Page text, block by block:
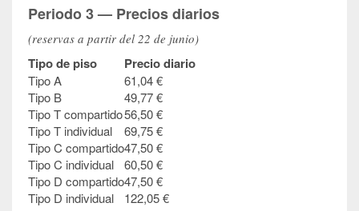
Periodo 3 — Precios diarios
(reservas a partir del 22 de junio)
Tipo de piso Precio diario
Tipo A
61,04 €
Tipo B
49,77 €
Tipo T compartido56,50 €
Tipo T individual
69,75 €
Tipo C compartido47,50 €
Tipo C individual
60,50 €
Tipo D compartido47,50 €
Tipo D individual
122,05 €